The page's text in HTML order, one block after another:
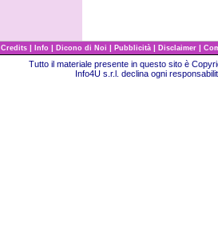
Credits | Info | Dicono di Noi | Pubblicità | Disclaimer |
Tutto il materiale presente in questo sito è
Info4U s.r.l. declina ogni